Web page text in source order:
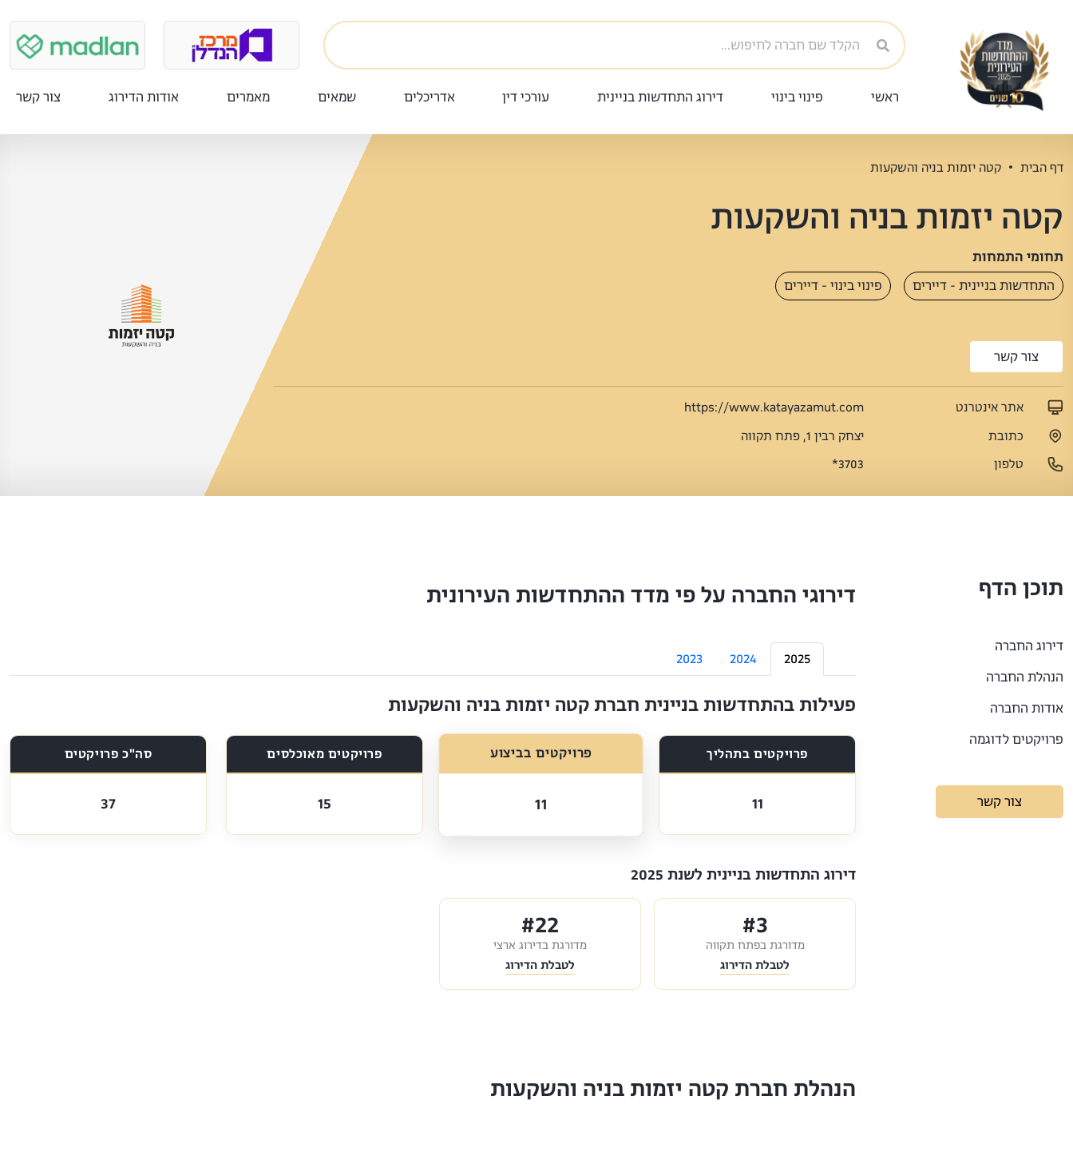
ראשי פינוי בינוי דירוג התחדשות בניינית עורכי דין אדריכלים שמאים מאמרים אודות הדירוג צור קשר
דף הבית קטה יזמות בניה והשקעות
קטה יזמות בניה והשקעות
תחומי התמחות
התחדשות בניינית - דיירים
פינוי בינוי - דיירים
צור קשר
אתר אינטרנט
https://www.katayazamut.com
כתובת
יצחק רבין 1, פתח תקווה
טלפון
3703*
תוכן הדף
דירוג החברה
הנהלת החברה
אודות החברה
פרויקטים לדוגמה
צור קשר
דירוגי החברה על פי מדד ההתחדשות העירונית
2025
2024
2023
פעילות בהתחדשות בניינית חברת קטה יזמות בניה והשקעות
פרויקטים בתהליך
11
פרויקטים בביצוע
11
פרויקטים מאוכלסים
15
סה"כ פרויקטים
37
דירוג התחדשות בניינית לשנת 2025
#3
מדורגת בפתח תקווה
לטבלת הדירוג
#22
מדורגת בדירוג ארצי
לטבלת הדירוג
הנהלת חברת קטה יזמות בניה והשקעות